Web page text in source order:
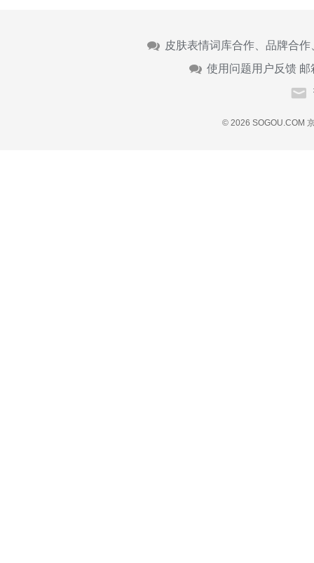
皮肤表情词库合作、品牌合
使用问题用户反馈 邮
© 2026 SOGOU.COM